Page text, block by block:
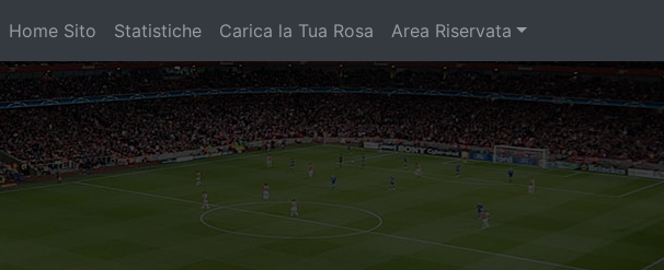
Home Sito Statistiche Carica la Tua Rosa Area Riservata